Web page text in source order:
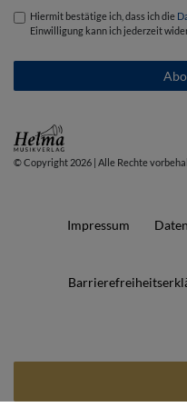
Hiermit bestätige ich, dass ich die
Einwilligung kann ich jederzeit
© Copyright 2026 | Alle Rechte
Impressum